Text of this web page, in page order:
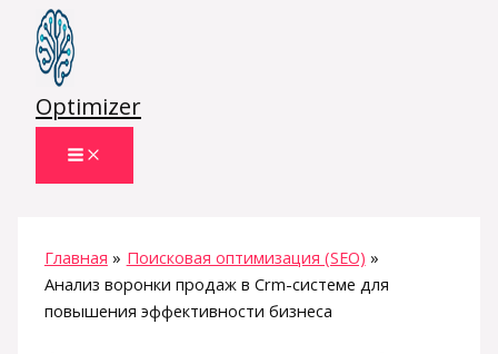
Перейти
содержимому
Optimizer
Главная
Поисковая оптимизация (SEO)
Анализ воронки продаж в Crm-системе для
повышения эффективности бизнеса